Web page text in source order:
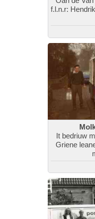
f.l.n.r:
It bedriuw
Griene